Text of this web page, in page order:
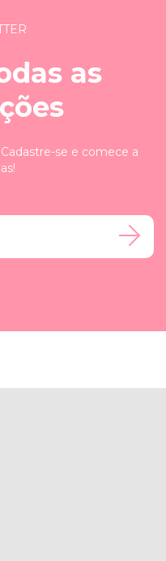
as
se e comece a